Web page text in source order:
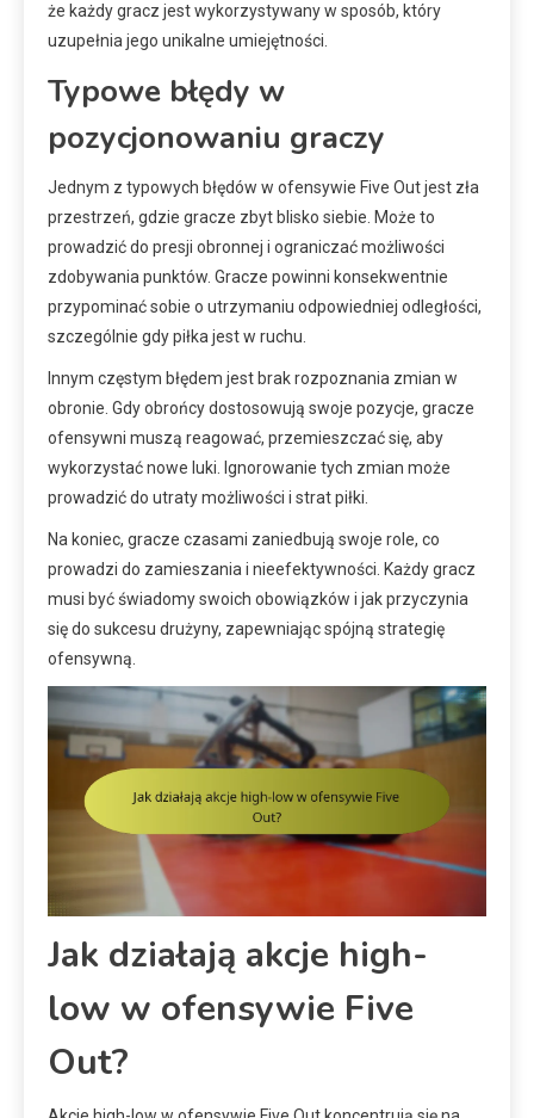
że każdy gracz jest wykorzystywany w sposób, który
uzupełnia jego unikalne umiejętności.
Typowe błędy w
pozycjonowaniu graczy
Jednym z typowych błędów w ofensywie Five Out jest zła
przestrzeń, gdzie gracze zbyt blisko siebie. Może to
prowadzić do presji obronnej i ograniczać możliwości
zdobywania punktów. Gracze powinni konsekwentnie
przypominać sobie o utrzymaniu odpowiedniej odległości,
szczególnie gdy piłka jest w ruchu.
Innym częstym błędem jest brak rozpoznania zmian w
obronie. Gdy obrońcy dostosowują swoje pozycje, gracze
ofensywni muszą reagować, przemieszczać się, aby
wykorzystać nowe luki. Ignorowanie tych zmian może
prowadzić do utraty możliwości i strat piłki.
Na koniec, gracze czasami zaniedbują swoje role, co
prowadzi do zamieszania i nieefektywności. Każdy gracz
musi być świadomy swoich obowiązków i jak przyczynia
się do sukcesu drużyny, zapewniając spójną strategię
ofensywną.
Jak działają akcje high-
low w ofensywie Five
Out?